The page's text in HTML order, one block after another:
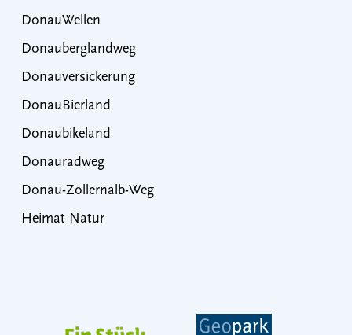
DonauWellen
Donauberglandweg
Donauversickerung
DonauBierland
Donaubikeland
Donauradweg
Donau-Zollernalb-Weg
Heimat Natur